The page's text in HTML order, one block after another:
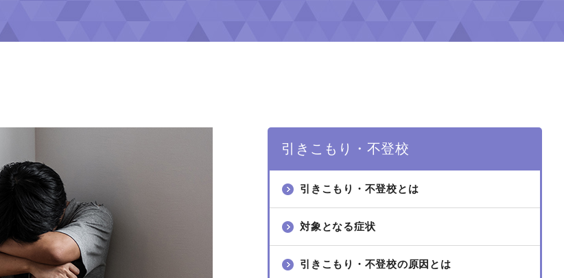
引きこもり・不登校
引きこもり・不登校とは
対象となる症状
引きこもり・不登校の原因とは